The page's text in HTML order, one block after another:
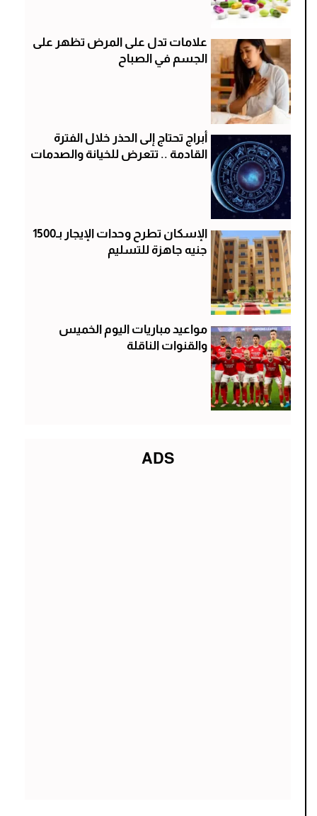
علامات تدل على المرض تظهر على
الجسم في الصباح
أبراج تحتاج إلى الحذر خلال الفترة
القادمة .. تتعرض للخيانة والصدمات
الإسكان تطرح وحدات الإيجار بـ1500
جنيه جاهزة للتسليم
مواعيد مباريات اليوم الخميس
والقنوات الناقلة
ADS